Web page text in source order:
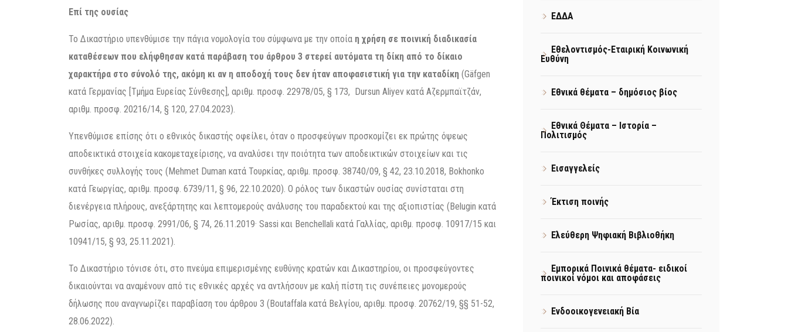
Επί της ουσίας
Το Δικαστήριο υπενθύμισε την πάγια νομολογία του σύμφωνα με την οποία η χρήση σε ποινική διαδικασία
καταθέσεων που ελήφθησαν κατά παράβαση του άρθρου 3 στερεί αυτόματα τη δίκη από το δίκαιο
χαρακτήρα στο σύνολό της, ακόμη κι αν η αποδοχή τους δεν ήταν αποφασιστική για την καταδίκη (Gäfgen
κατά Γερμανίας [Τμήμα Ευρείας Σύνθεσης], αριθμ. προσφ. 22978/05, § 173, Dursun Aliyev κατά Αζερμπαϊτζάν,
αριθμ. προσφ. 20216/14, § 120, 27.04.2023).
Υπενθύμισε επίσης ότι ο εθνικός δικαστής οφείλει, όταν ο προσφεύγων προσκομίζει εκ πρώτης όψεως
αποδεικτικά στοιχεία κακομεταχείρισης, να αναλύσει την ποιότητα των αποδεικτικών στοιχείων και τις
συνθήκες συλλογής τους (Mehmet Duman κατά Τουρκίας, αριθμ. προσφ. 38740/09, § 42, 23.10.2018, Bokhonko
κατά Γεωργίας, αριθμ. προσφ. 6739/11, § 96, 22.10.2020). Ο ρόλος των δικαστών ουσίας συνίσταται στη
διενέργεια πλήρους, ανεξάρτητης και λεπτομερούς ανάλυσης του παραδεκτού και της αξιοπιστίας (Belugin κατά
Ρωσίας, αριθμ. προσφ. 2991/06, § 74, 26.11.2019· Sassi και Benchellali κατά Γαλλίας, αριθμ. προσφ. 10917/15 και
10941/15, § 93, 25.11.2021).
Το Δικαστήριο τόνισε ότι, στο πνεύμα επιμερισμένης ευθύνης κρατών και Δικαστηρίου, οι προσφεύγοντες
δικαιούνται να αναμένουν από τις εθνικές αρχές να αντλήσουν με καλή πίστη τις συνέπειες μονομερούς
δήλωσης που αναγνωρίζει παραβίαση του άρθρου 3 (Boutaffala κατά Βελγίου, αριθμ. προσφ. 20762/19, §§ 51-52,
28.06.2022).
ΕΔΔΑ
Εθελοντισμός-Εταιρική Κοινωνική
Ευθύνη
Εθνικά θέματα – δημόσιος βίος
Εθνικά Θέματα – Ιστορία –
Πολιτισμός
Εισαγγελείς
Έκτιση ποινής
Ελεύθερη Ψηφιακή Βιβλιοθήκη
Εμπορικά Ποινικά θέματα- ειδικοί
ποινικοί νόμοι και αποφάσεις
Ενδοοικογενειακή Βία